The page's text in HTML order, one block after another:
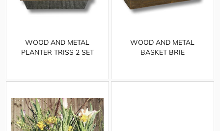
WOOD AND METAL
PLANTER TRISS 2 SET
WOOD AND METAL
BASKET BRIE